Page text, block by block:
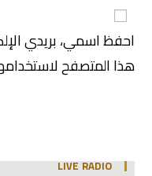
احفظ اسمي، بريدي
هذا المتصفح
LIVE RADIO